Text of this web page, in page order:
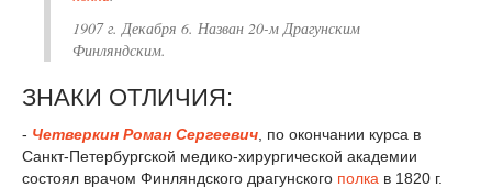
1907 г. Декабря 6. Назван 20-м Драгунским
Финляндским.
ЗНАКИ ОТЛИЧИЯ:
- Четверкин Роман Сергеевич , по окончании курса в
Санкт-Петербургской медико-хирургической академии
состоял врачом Финляндского драгунского полка в 1820 г.